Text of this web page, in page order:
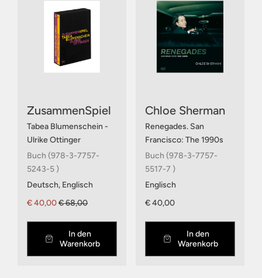
ZusammenSpiel
Tabea Blumenschein -
Ulrike Ottinger
Buch (978-3-7757-
5243-5 )
Deutsch, Englisch
€ 40,00€ 68,00
In den
Warenkorb
Chloe Sherman
Renegades. San
Francisco: The 1990s
Buch (978-3-7757-
5517-7 )
Englisch
€ 40,00
In den
Warenkorb